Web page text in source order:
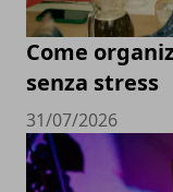
Come
senza stress
31/07/2026